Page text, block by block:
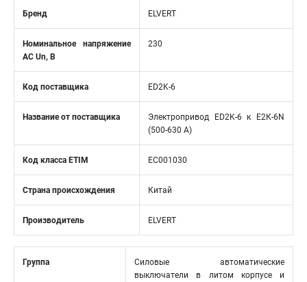
Бренд ELVERT
Номинальное напряжение
АС Un, В
230
Код поставщика ED2K-6
Название от поставщика
Электропривод ED2K-6 к Е2К-6N
(500-630 А)
Код класса ETIM EC001030
Страна происхождения Китай
Производитель ELVERT
Группа
Силовые автоматические
выключатели в литом корпусе и